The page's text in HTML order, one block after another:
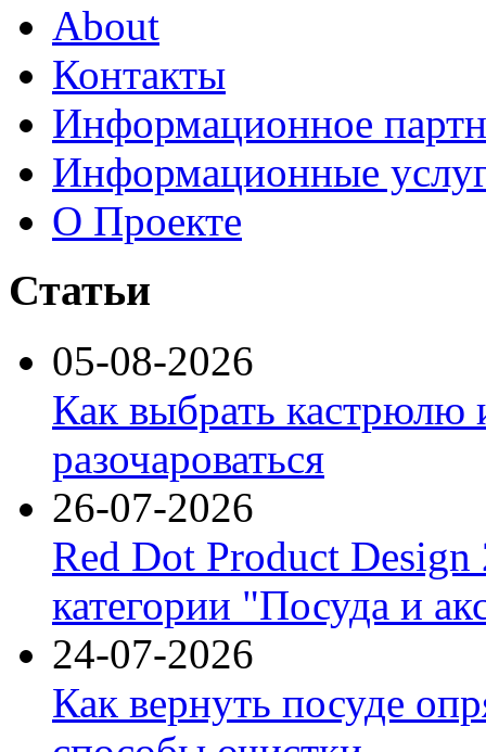
About
Контакты
Информационное
Информационные
О Проекте
Статьи
05-08-2026
Как выбрать кастрюлю
разочароваться
26-07-2026
Red Dot Product Design
категории "Посуда и
24-07-2026
Как вернуть посуде